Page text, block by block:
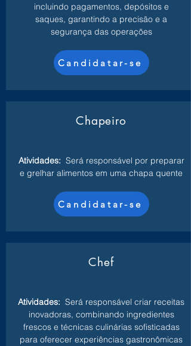
incluindo pagamentos, depósitos e
saques, garantindo a precisão e a
segurança das operações
Candidatar-se
Chapeiro
Atividades: Será responsável por preparar
e grelhar alimentos em uma chapa quente
Candidatar-se
Chef
Atividades: Será responsável criar receitas
inovadoras, combinando ingredientes
frescos e técnicas culinárias sofisticadas
para oferecer experiências gastronômicas